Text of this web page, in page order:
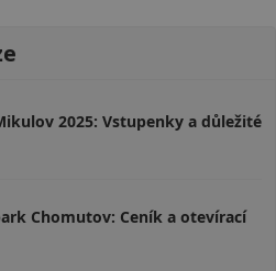
2025: Vstupenky a důležité
Chomutov: Ceník a otevírací